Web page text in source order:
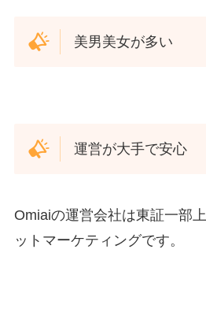
美男美女が多い
運営が大手で安心
Omiaiの運営会社は東証一部
ットマーケティングです。